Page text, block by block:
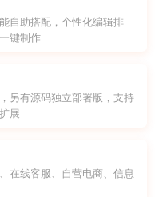
自助搭配，个性化编辑排
键制作
另有源码独立部署版，支持
展
在线客服、自营电商、信息